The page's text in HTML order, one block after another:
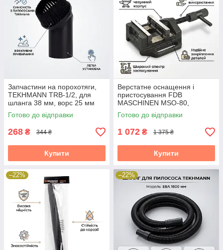
Запчастини на порохотяги,
TEKHMANN TRB-1/2, для
шланга 38 мм, ворс 25 мм
Готово до відправки
268 ₴ 344 ₴
Купити
Верстатне оснащення і
пристосування FDB
MASCHINEN MSO-80,
розкриття 60 мм
Готово до відправки
1 072 ₴ 1 375 ₴
Купити
–22% –22%